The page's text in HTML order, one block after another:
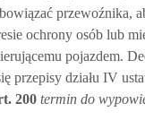
ochrony osób lub
pojazdem.
przepisy działu IV
200 termin do